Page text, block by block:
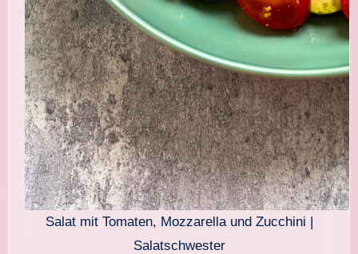
Salat mit Tomaten, Mozzarella und Zucchini |
Salatschwester